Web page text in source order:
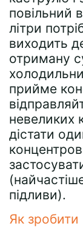
повільний
літри
виходить
отриману
прийме
невеликих
дістати
підливи).
Як